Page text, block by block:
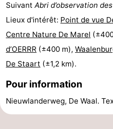
Villapark
Residentie
-
Villapark
Vogelmient
Hôtels
minutes
Plages
Suivant Abri d’observation
Lieux d'intérêt: Point de vue
Centre Nature De Marel
d’OERRR (±400 m),
De Staart (±1,2 km).
Pour information
Nieuwlanderweg, De Waal.